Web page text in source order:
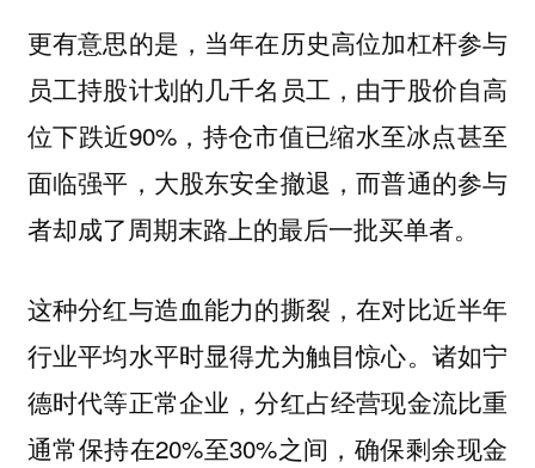
更有意思的是，当年在历史高位加杠杆参与
员工持股计划的几千名员工，由于股价自高
位下跌近90%，持仓市值已缩水至冰点甚至
面临强平，大股东安全撤退，而普通的参与
者却成了周期末路上的最后一批买单者。
这种分红与造血能力的撕裂，在对比近半年
行业平均水平时显得尤为触目惊心。诸如宁
德时代等正常企业，分红占经营现金流比重
通常保持在20%至30%之间，确保剩余现金